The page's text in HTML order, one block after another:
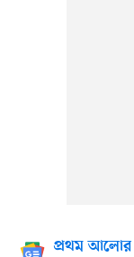
প্রথম আলোর